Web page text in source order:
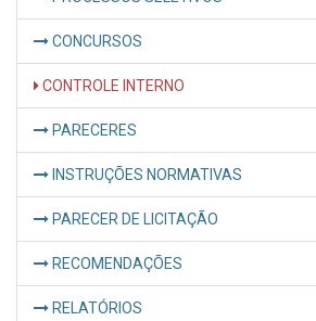
CONCURSOS
CONTROLE INTERNO
PARECERES
INSTRUÇÕES NORMATIVAS
PARECER DE LICITAÇÃO
RECOMENDAÇÕES
RELATÓRIOS